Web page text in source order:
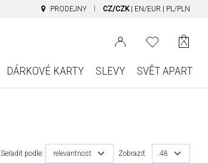
PRODEJNY CZ/CZK EN/EUR PL/PLN
DÁRKOVÉ KARTY SLEVY SVĚT APART
Seřadit podle: relevantnost Zobrazit 48